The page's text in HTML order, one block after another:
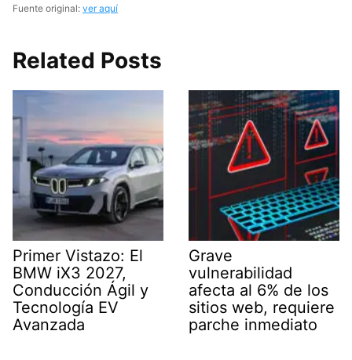
Fuente original: ver aquí
Related Posts
Primer Vistazo: El
BMW iX3 2027,
Conducción Ágil y
Tecnología EV
Avanzada
Grave
vulnerabilidad
afecta al 6% de los
sitios web, requiere
parche inmediato